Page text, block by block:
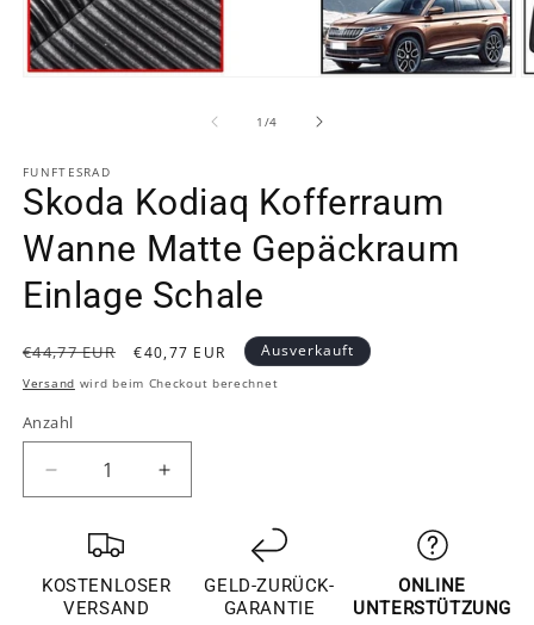
1 /von
4
FUNFTESRAD
Skoda Kodiaq Kofferraum
Wanne Matte Gepäckraum
Einlage Schale
Normaler
Preis
€44,77 EUR Verkaufspreis
€40,77 EUR Ausverkauft
Versand wird beim Checkout berechnet
Anzahl
Verringere
die
Menge
Skoda
Kodiaq
Erhöhe
die
Skoda
Kodiaq
KOSTENLOSER
VERSAND
GELD-ZURÜCK-
GARANTIE
ONLINE
UNTERSTÜTZUNG